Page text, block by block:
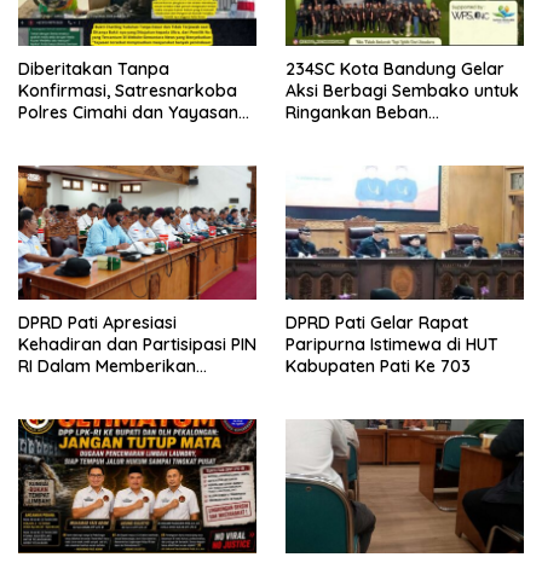
Diberitakan Tanpa
Konfirmasi, Satresnarkoba
Polres Cimahi dan Yayasan
234SC Kota Bandung Gelar
Aksi Berbagi Sembako untuk
Ringankan Beban
DPRD Pati Apresiasi
Kehadiran dan Partisipasi PIN
RI Dalam Memberikan
DPRD Pati Gelar Rapat
Paripurna Istimewa di HUT
Kabupaten Pati Ke 703